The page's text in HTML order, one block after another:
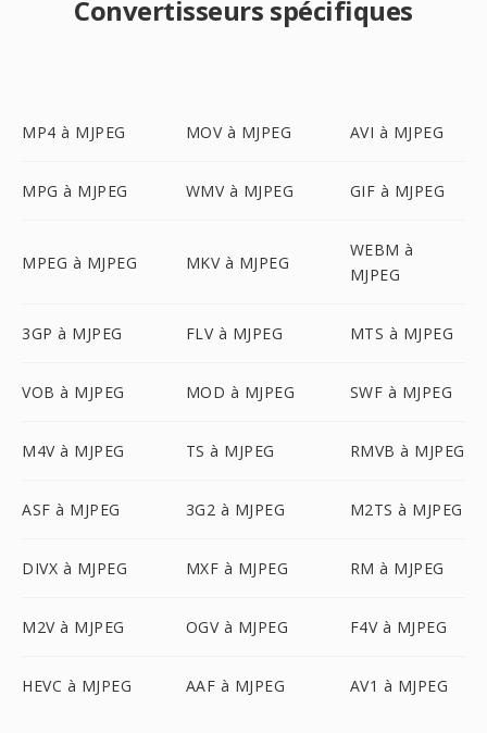
Convertisseurs spécifiques
MP4 à MJPEG MOV à MJPEG AVI à MJPEG
MPG à MJPEG WMV à MJPEG GIF à MJPEG
MPEG à MJPEG MKV à MJPEG
WEBM à
MJPEG
3GP à MJPEG FLV à MJPEG MTS à MJPEG
VOB à MJPEG MOD à MJPEG SWF à MJPEG
M4V à MJPEG TS à MJPEG RMVB à MJPEG
ASF à MJPEG 3G2 à MJPEG M2TS à MJPEG
DIVX à MJPEG MXF à MJPEG RM à MJPEG
M2V à MJPEG OGV à MJPEG F4V à MJPEG
HEVC à MJPEG AAF à MJPEG AV1 à MJPEG